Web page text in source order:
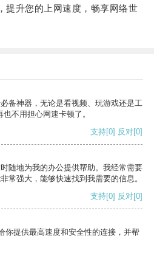
升您的上网速度，畅享网络世
备神器，无论是看视频、玩游戏还是工
不用担心网速卡顿了。
支持[0] 反对[0]
随地为我的办公提供帮助。我经常需要
常强大，能够快速找到我需要的信息。
支持[0] 反对[0]
你提供最高速度和安全性的连接，并帮